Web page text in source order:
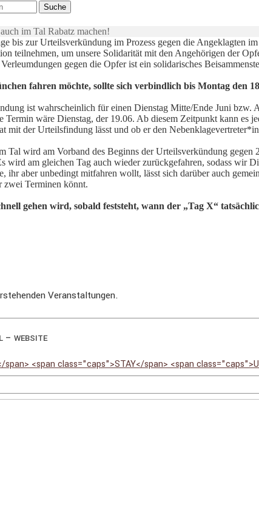
im Tal Rabatz machen!
bis zur Urteilsverkündung im Prozess gegen die
teilnehmen, um unsere Solidarität mit den Angehörigen der
gegen die Opfer ist ein solidarisches
fahren möchte, sollte sich verbindlich bis Montag den
ist wahrscheinlich für einen Dienstag Mitte/Ende Juni bzw.
Termin wäre Dienstag, der 19.06. Ab diesem Zeitpunkt kann es
mit der Urteilsfindung lässt und ob er den
Tal wird am Vorband des Beginns der Urteilsverkündung
wird am gleichen Tag auch wieder zurückgefahren, sodass wir
ihr aber unbedingt mitfahren wollt, lässt sich darüber auch
zwei Terminen könnt.
gehen wird, sobald feststeht, wann der „Tag X“
Veranstaltungen.
– WEBSITE